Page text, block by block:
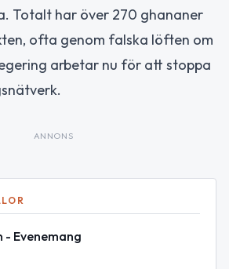
Totalt har över 270 ghananer
ofta genom falska löften om
arbetar nu för att stoppa
ANNONS
- Evenemang